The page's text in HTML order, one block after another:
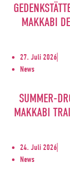
MAKKABI
27. Juli 2026
News
SUMMER-
MAKKABI
24. Juli 2026
News